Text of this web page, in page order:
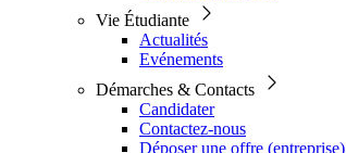
Vie Étudiante
Actualités
Evénements
Démarches & Contacts
Candidater
Contactez-nous
Déposer une offre (entreprise)